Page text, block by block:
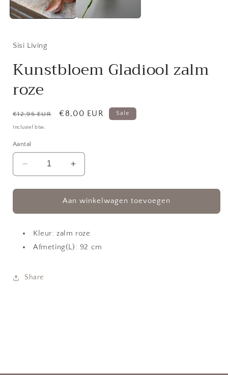
Sisi Living
Kunstbloem Gladiool zalm
roze
Normale
prijs
€12,95 EUR Aanbiedingsprijs
€8,00 EUR Sale
Inclusief btw.
Aantal
Aantal
verlagen
voor
Kunstbloem
roze
Aantal
verhogen
voor
Kunstbloem
roze
Aan winkelwagen toevoegen
Kleur: zalm roze
Afmeting(L): 92 cm
Share